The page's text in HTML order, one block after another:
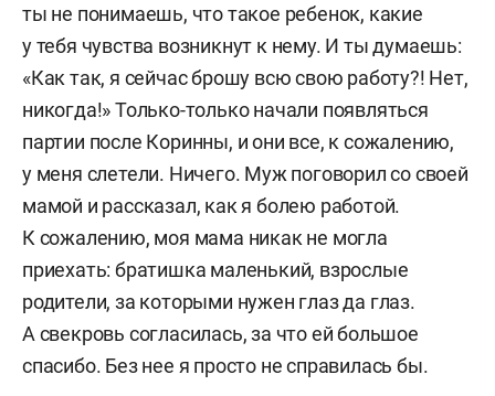
ты не понимаешь, что такое ребенок, какие
у тебя чувства возникнут к нему. И ты думаешь:
«Как так, я сейчас брошу всю свою работу?! Нет,
никогда!» Только-только начали появляться
партии после Коринны, и они все, к сожалению,
у меня слетели. Ничего. Муж поговорил со своей
мамой и рассказал, как я болею работой.
К сожалению, моя мама никак не могла
приехать: братишка маленький, взрослые
родители, за которыми нужен глаз да глаз.
А свекровь согласилась, за что ей большое
спасибо. Без нее я просто не справилась бы.